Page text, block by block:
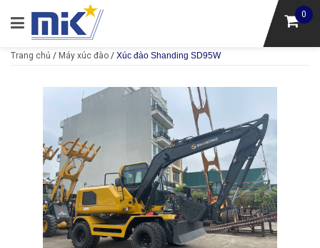
0
Trang chủ / Máy xúc đào / Xúc đào Shanding SD95W